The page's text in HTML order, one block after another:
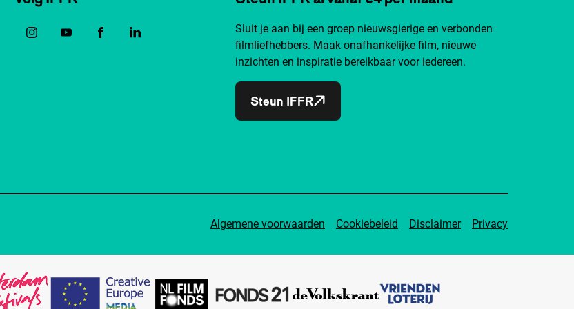
Sluit je aan bij een groep nieuwsgierige en verbonden
filmliefhebbers. Maak onafhankelijke film, nieuwe
inzichten en inspiratie bereikbaar voor iedereen.
Steun IFFR
Algemene voorwaarden Cookiebeleid Disclaimer Privacy